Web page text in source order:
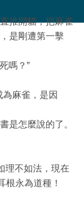
推開貓，把麻雀
是剛遭第一擊
嗎？”
麻雀，是因
是怎麼說的了。
理不如法，現在
根永為道種！